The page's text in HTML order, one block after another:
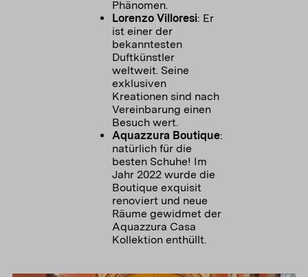
Lorenzo Villoresi: Er
ist einer der
bekanntesten
Duftkünstler
weltweit. Seine
exklusiven
Kreationen sind nach
Vereinbarung einen
Aquazzura Boutique:
natürlich für die
besten Schuhe! Im
Jahr 2022 wurde die
Boutique exquisit
renoviert und neue
Räume gewidmet der
Aquazzura Casa
Kollektion enthüllt.